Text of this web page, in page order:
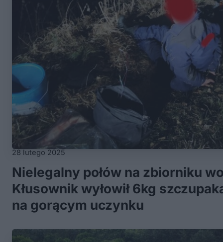
28 lutego 2025
Nielegalny połów na zbiorniku
Kłusownik wyłowił 6kg
na gorącym uczynku